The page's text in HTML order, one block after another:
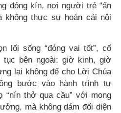
đóng kín, nơi người trẻ “ẩn
không thực sự hoán cải nội
lối sống “đóng vai tốt”, cố
tục bên ngoài: giờ kinh, giờ
lại không để cho Lời Chúa
bước vào hành trình tự
“nín thở qua cầu” với mong
mà không dám đối diện